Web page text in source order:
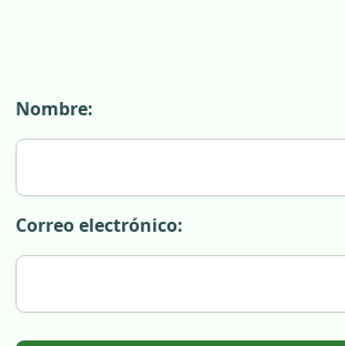
Nombre:
Correo electrónico: